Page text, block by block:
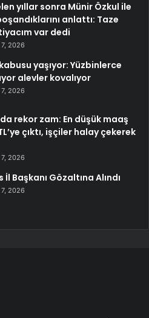
yıllar sonra Münir Özkul ile
anlattı: Taze
var dedi
2026
yaşıyor: Yüzbinlerce
alevler kovalıyor
2026
rekor zam: En düşük maaş
çıktı, işçiler halay çekerek
2026
İl Başkanı Gözaltına Alındı
2026